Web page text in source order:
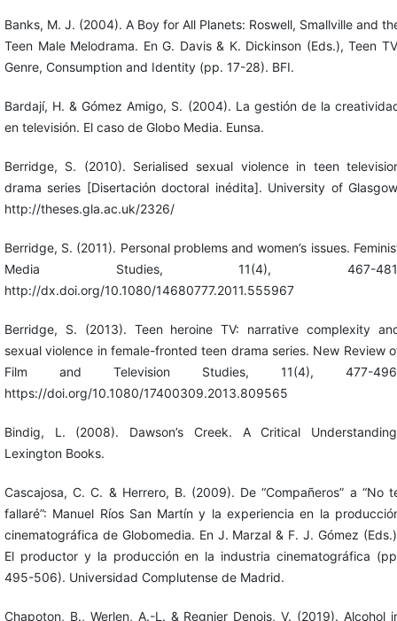
Banks, M. J. (2004). A Boy for All Planets: Roswell, Smallville and
Teen Male Melodrama. En G. Davis & K. Dickinson (Eds.), Teen
Genre, Consumption and Identity (pp. 17-28). BFI.
Bardají, H. & Gómez Amigo, S. (2004). La gestión de la
en televisión. El caso de Globo Media. Eunsa.
Berridge, S. (2010). Serialised sexual violence in teen
drama series [Disertación doctoral inédita]. University of
http://theses.gla.ac.uk/2326/
Berridge, S. (2011). Personal problems and women’s issues.
Media Studies, 11(4), 467-
http://dx.doi.org/10.1080/14680777.2011.555967
Berridge, S. (2013). Teen heroine TV: narrative complexity
sexual violence in female-fronted teen drama series. New Review
Film and Television Studies, 11(4), 477-
https://doi.org/10.1080/17400309.2013.809565
Bindig, L. (2008). Dawson’s Creek. A Critical
Lexington Books.
Cascajosa, C. C. & Herrero, B. (2009). De “Compañeros” a “No
fallaré”: Manuel Ríos San Martín y la experiencia en la
cinematográfica de Globomedia. En J. Marzal & F. J. Gómez
El productor y la producción en la industria cinematográfica
495-506). Universidad Complutense de Madrid.
Chapoton, B., Werlen, A.-L. & Regnier Denois, V. (2019). Alcohol